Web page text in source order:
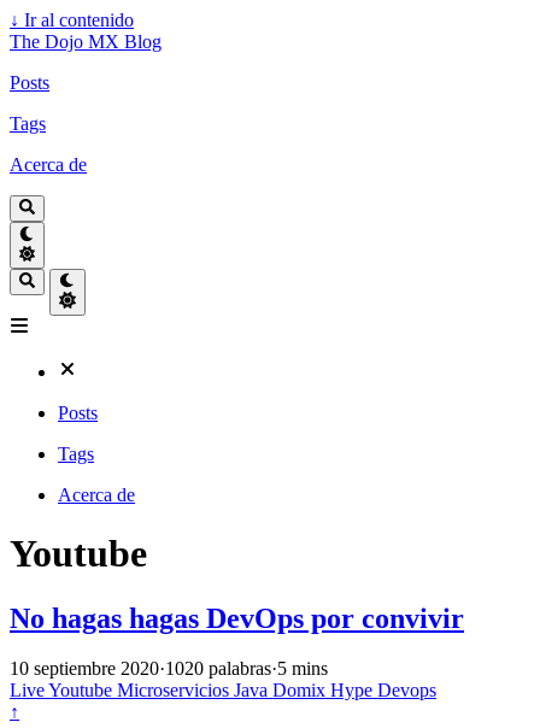
↓ Ir al contenido
The Dojo MX Blog
Posts
Tags
Acerca de
Posts
Tags
Acerca de
Youtube
No hagas hagas DevOps por convivir
10 septiembre 2020·1020 palabras·5 mins
LiveYoutube Microservicios Java Domix Hype Devops
↑